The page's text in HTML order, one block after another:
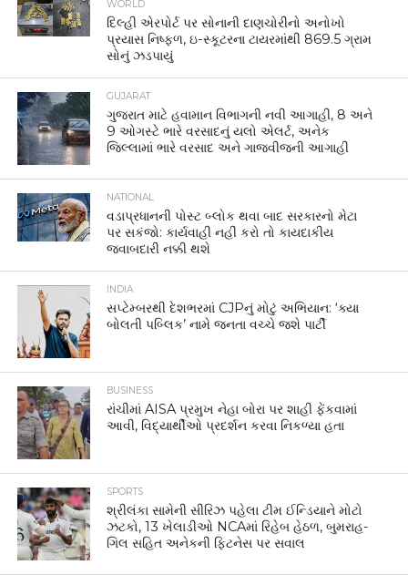
WORLD
દિલ્હી એરપોર્ટ પર સોનાની દાણચોરીનો અનોખો
પ્રયાસ નિષ્ફળ, ઇ-સ્કૂટરના ટાયરમાંથી 869.5 ગ્રામ
સોનું ઝડપાયું
GUJARAT
ગુજરાત માટે હવામાન વિભાગની નવી આગાહી, 8 અને
9 ઓગસ્ટે ભારે વરસાદનું યલો એલર્ટ, અનેક
જિલ્લામાં ભારે વરસાદ અને ગાજવીજની આગાહી
NATIONAL
વડાપ્રધાનની પોસ્ટ બ્લોક થવા બાદ સરકારનો મેટા
પર સકંજો: કાર્યવાહી નહીં કરો તો કાયદાકીય
જવાબદારી નક્કી થશે
INDIA
સપ્ટેમ્બરથી દેશભરમાં CJPનું મોટું અભિયાન: ‘ક્યા
બોલતી પબ્લિક’ નામે જનતા વચ્ચે જશે પાર્ટી
BUSINESS
રાંચીમાં AISA પ્રમુખ નેહા બોરા પર શાહી ફેંકવામાં
આવી, વિદ્યાર્થીઓ પ્રદર્શન કરવા નિકળ્યા હતા
SPORTS
શ્રીલંકા સામેની સીરિઝ પહેલા ટીમ ઈન્ડિયાને મોટો
ઝટકો, 13 ખેલાડીઓ NCAમાં રિહેબ હેઠળ, બુમરાહ-
ગિલ સહિત અનેકની ફિટનેસ પર સવાલ